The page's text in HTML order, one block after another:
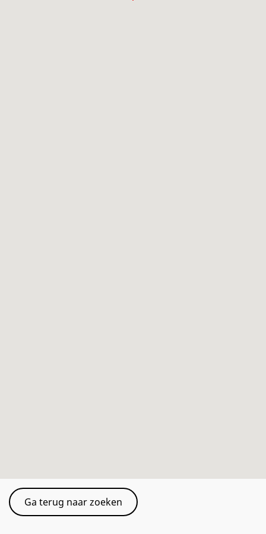
Ga terug naar zoeken